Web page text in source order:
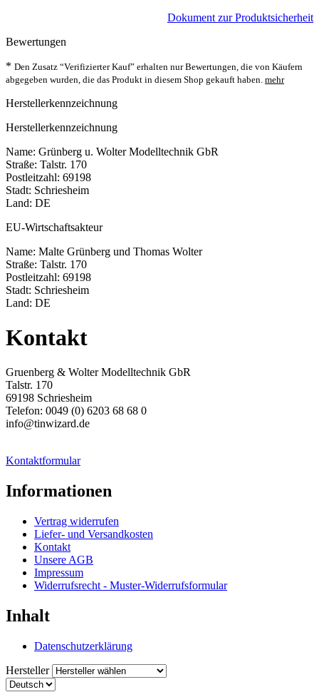
Dokument zur Produktsicherheit
Bewertungen
* Den Zusatz “Verifizierter Kauf” erhalten nur Bewertungen, die von Käufern
abgegeben wurden, die das Produkt in diesem Shop gekauft haben. mehr
Herstellerkennzeichnung
Herstellerkennzeichnung
Name: Grünberg u. Wolter Modelltechnik GbR
Straße: Talstr. 170
Postleitzahl: 69198
Stadt: Schriesheim
Land: DE
EU-Wirtschaftsakteur
Name: Malte Grünberg und Thomas Wolter
Straße: Talstr. 170
Postleitzahl: 69198
Stadt: Schriesheim
Land: DE
Kontakt
Gruenberg & Wolter Modelltechnik GbR
Talstr. 170
69198 Schriesheim
Telefon: 0049 (0) 6203 68 68 0
info@tinwizard.de
Kontaktformular
Informationen
Vertrag widerrufen
Liefer- und Versandkosten
Kontakt
Unsere AGB
Impressum
Widerrufsrecht - Muster-Widerrufsformular
Inhalt
Datenschutzerklärung
Hersteller